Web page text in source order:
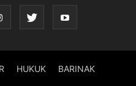
HUKUK BARINAK